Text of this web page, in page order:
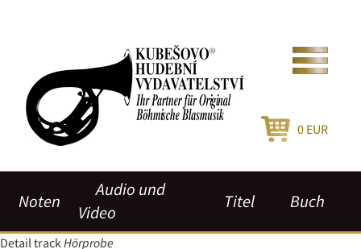
0 EUR
Noten
Audio und
Video
Titel Buch
Detail trackHörprobe